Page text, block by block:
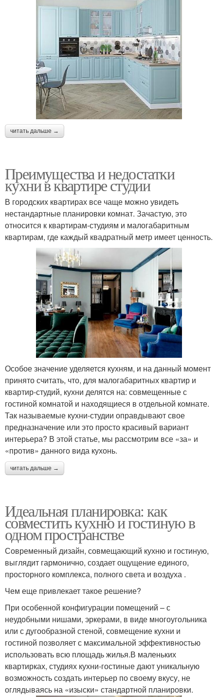
читать дальше →
Преимущества и недостатки
кухни в квартире студии
В городских квартирах все чаще можно увидеть
нестандартные планировки комнат. Зачастую, это
относится к квартирам-студиям и малогабаритным
квартирам, где каждый квадратный метр имеет ценность.
Особое значение уделяется кухням, и на данный момент
принято считать, что, для малогабаритных квартир и
квартир-студий, кухни делятся на: совмещенные с
гостиной комнатой и находящиеся в отдельной комнате.
Так называемые кухни-студии оправдывают свое
предназначение или это просто красивый вариант
интерьера? В этой статье, мы рассмотрим все «за» и
«против» данного вида кухонь.
читать дальше →
Идеальная планировка: как
совместить кухню и гостиную в
одном пространстве
Современный дизайн, совмещающий кухню и гостиную,
выглядит гармонично, создает ощущение единого,
просторного комплекса, полного света и воздуха .
Чем еще привлекает такое решение?
При особенной конфигурации помещений – с
неудобными нишами, эркерами, в виде многоугольника
или с дугообразной стеной, совмещение кухни и
гостиной позволяет с максимальной эффективностью
использовать всю площадь жилья.В маленьких
квартирках, студиях кухни-гостиные дают уникальную
возможность создать интерьер по своему вкусу, не
оглядываясь на «изыски» стандартной планировки.